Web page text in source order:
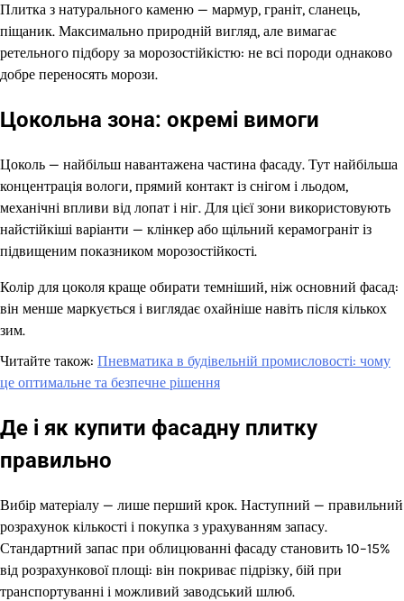
Плитка з натурального каменю — мармур, граніт, сланець,
піщаник. Максимально природній вигляд, але вимагає
ретельного підбору за морозостійкістю: не всі породи однаково
добре переносять морози.
Цокольна зона: окремі вимоги
Цоколь — найбільш навантажена частина фасаду. Тут найбільша
концентрація вологи, прямий контакт із снігом і льодом,
механічні впливи від лопат і ніг. Для цієї зони використовують
найстійкіші варіанти — клінкер або щільний керамограніт із
підвищеним показником морозостійкості.
Колір для цоколя краще обирати темніший, ніж основний фасад:
він менше маркується і виглядає охайніше навіть після кількох
зим.
Читайте також: Пневматика в будівельній промисловості: чому
це оптимальне та безпечне рішення
Де і як купити фасадну плитку
правильно
Вибір матеріалу — лише перший крок. Наступний — правильний
розрахунок кількості і покупка з урахуванням запасу.
Стандартний запас при облицюванні фасаду становить 10–15%
від розрахункової площі: він покриває підрізку, бій при
транспортуванні і можливий заводський шлюб.